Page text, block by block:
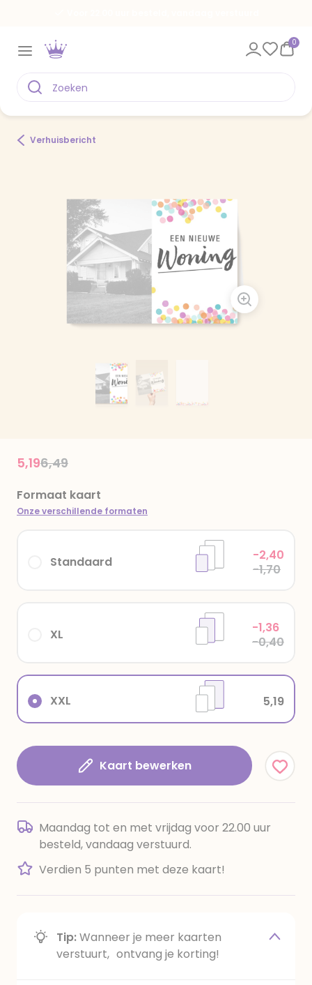
0
Verhuisbericht
Price reduced from
6,49to
5,19
Formaat kaart
Onze verschillende formaten
XXL 5,19
XL
-1,36
-0,40
Standaard
-2,40
-1,70
Kaart bewerken
Maandag tot en met vrijdag voor 22.00 uur
besteld, vandaag verstuurd.
Verdien 5 punten met deze kaart!
Tip:Wanneer je meer kaarten
verstuurt, ontvang je korting!